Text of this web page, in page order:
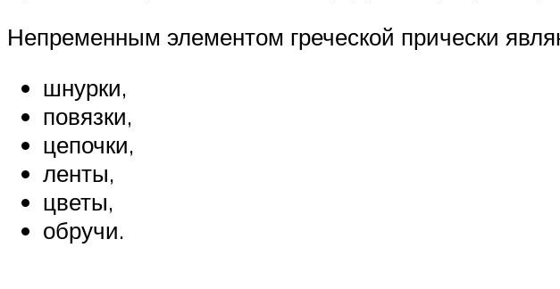
Непременным элементом греческой прически
шнурки,
повязки,
цепочки,
ленты,
цветы,
обручи.